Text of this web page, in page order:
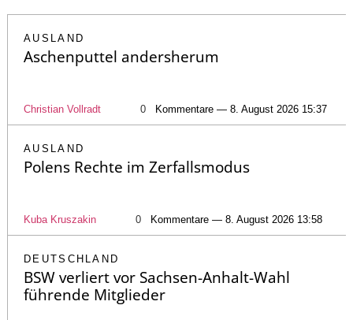
AUSLAND
Aschenputtel andersherum
Christian Vollradt 0 Kommentare — 8. August 2026 15:37
AUSLAND
Polens Rechte im Zerfallsmodus
Kuba Kruszakin 0 Kommentare — 8. August 2026 13:58
DEUTSCHLAND
BSW verliert vor Sachsen-Anhalt-Wahl
führende Mitglieder